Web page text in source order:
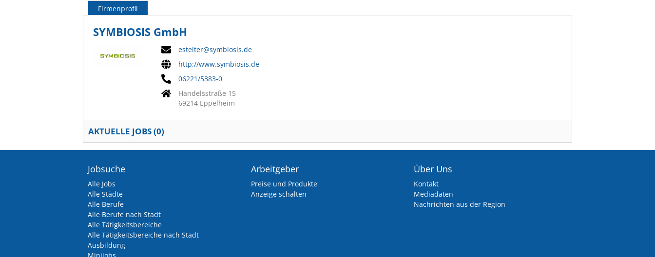
Firmenprofil
SYMBIOSIS GmbH
estelter@symbiosis.de
http://www.symbiosis.de
06221/5383-0
Handelsstraße 15
69214 Eppelheim
AKTUELLE JOBS (0)
Jobsuche
Alle Jobs
Alle Städte
Alle Berufe
Alle Berufe nach Stadt
Alle Tätigkeitsbereiche
Alle Tätigkeitsbereiche nach Stadt
Ausbildung
Arbeitgeber
Preise und Produkte
Anzeige schalten
Über Uns
Kontakt
Mediadaten
Nachrichten aus der Region